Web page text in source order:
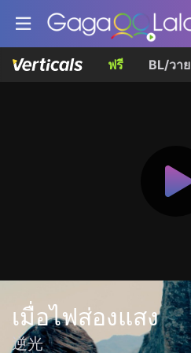
ฟรี BL/วาย
เมื่อไฟส่องแสง
逆光